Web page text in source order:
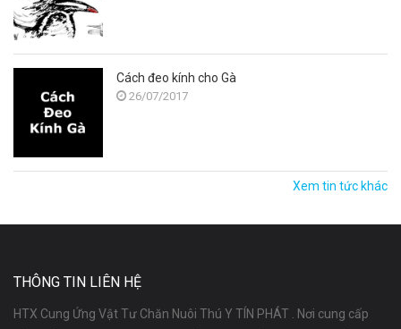
Cách đeo kính cho Gà
26/07/2017
Xem tin tức khác
THÔNG TIN LIÊN HỆ
HTX Cung Ứng Vật Tư Chăn Nuôi Thú Y TÍN PHÁT . Nơi cung cấp